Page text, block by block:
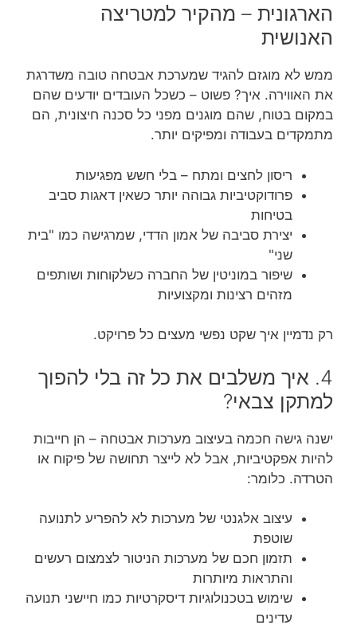
הארגונית – מהקיר למטריצה
האנושית
ממש לא מוגזם להגיד שמערכת אבטחה טובה משדרגת
את האווירה. איך? פשוט – כשכל העובדים יודעים שהם
במקום בטוח, שהם מוגנים מפני כל סכנה חיצונית, הם
מתמקדים בעבודה ומפיקים יותר.
ריסון לחצים ומתח – בלי חשש מפגיעות
פרודוקטיביות גבוהה יותר כשאין דאגות סביב
בטיחות
יצירת סביבה של אמון הדדי, שמרגישה כמו "בית
שני"
שיפור במוניטין של החברה כשלקוחות ושותפים
מזהים רצינות ומקצועיות
רק נדמיין איך שקט נפשי מעצים כל פרויקט.
4. איך משלבים את כל זה בלי להפוך
למתקן צבאי?
ישנה גישה חכמה בעיצוב מערכות אבטחה – הן חייבות
להיות אפקטיביות, אבל לא לייצר תחושה של פיקוח או
הטרדה. כלומר:
עיצוב אלגנטי של מערכות לא להפריע לתנועה
שוטפת
תזמון חכם של מערכות הניטור לצמצום רעשים
והתראות מיותרות
שימוש בטכנולוגיות דיסקרטיות כמו חיישני תנועה
עדינים